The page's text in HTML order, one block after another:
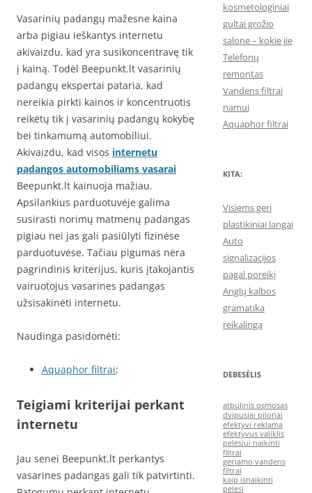
Vasarinių padangų mažesne kaina
arba pigiau ieškantys internetu
akivaizdu, kad yra susikoncentravę tik
į kainą. Todėl Beepunkt.lt vasarinių
padangų ekspertai pataria, kad
nereikia pirkti kainos ir koncentruotis
reikėtų tik į vasarinių padangų kokybę
bei tinkamumą automobiliui.
Akivaizdu, kad visos internetu
padangos automobiliams vasarai
Beepunkt.lt kainuoja mažiau.
Apsilankius parduotuvėje galima
susirasti norimų matmenų padangas
pigiau nei jas gali pasiūlyti fizinėse
parduotuvėse. Tačiau pigumas nėra
pagrindinis kriterijus, kuris įtakojantis
vairuotojus vasarines padangas
užsisakinėti internetu.
Naudinga pasidomėti:
Aquaphor filtrai;
Teigiami kriterijai perkant
internetu
Jau senei Beepunkt.lt perkantys
vasarines padangas gali tik patvirtinti.
kosmetologiniai
gultai grožio
salone – kokie jie
Telefonų
remontas
Vandens filtrai
namui
Aquaphor filtrai
KITA:
Visiems geri
plastikiniai langai
Auto
signalizacijos
pagal poreikį
Anglų kalbos
gramatika
reikalinga
DEBESĖLIS
atbulinis osmosas
dvipusiai pilonai
efektyvi reklama
efektyvus valiklis
pelesiui naikinti
filtrai
geriamo vandens
filtrai
kaip isnaikinti
pelesi